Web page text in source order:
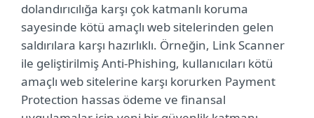
dolandırıcılığa karşı çok katmanlı koruma
sayesinde kötü amaçlı web sitelerinden gelen
saldırılara karşı hazırlıklı. Örneğin, Link Scanner
ile geliştirilmiş Anti-Phishing, kullanıcıları kötü
amaçlı web sitelerine karşı korurken Payment
Protection hassas ödeme ve finansal